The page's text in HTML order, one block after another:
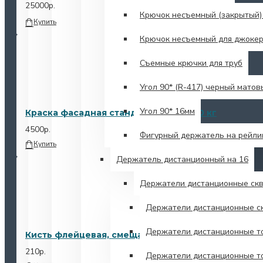
Крючок несъемный
Крючок несъемный для
Съемные крючки для труб
Угол 90* (R-417) черный
Угол 90* 16мм
Фигурный держатель на
Держатель дистанционный на 16
Держатели дистанционные
Держатели дистанционные
Держатели дистанционные
Держатели дистанционные
25000р.
Купить
Краска фасадная стандарт RULTEX 40 кг
4500р.
Купить
Кисть флейцевая, смещанная черная щетина,
210р.